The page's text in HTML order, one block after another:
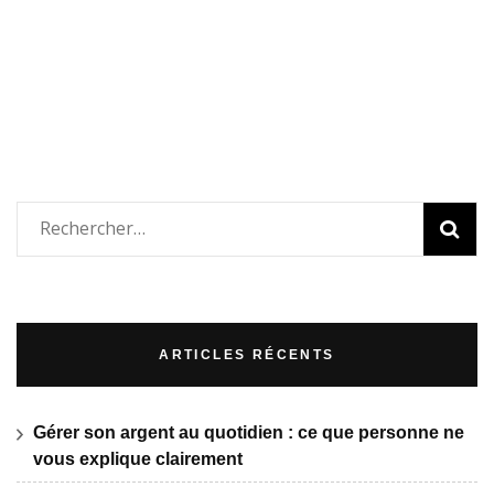
Rechercher :
ARTICLES RÉCENTS
Gérer son argent au quotidien : ce que personne ne
vous explique clairement